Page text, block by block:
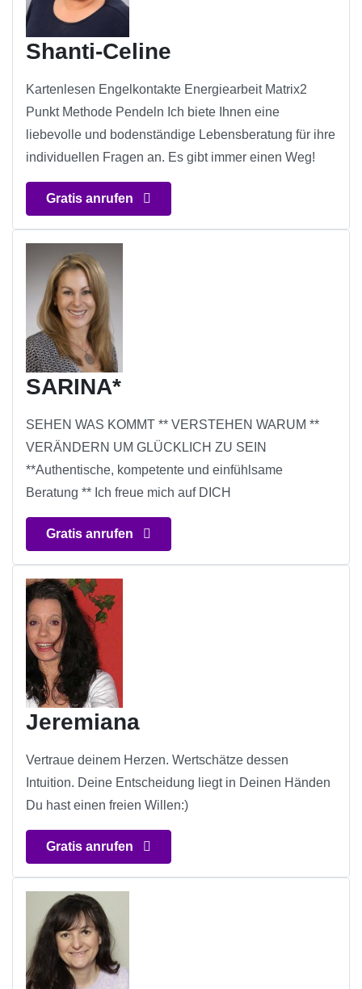
Shanti-Celine
Kartenlesen Engelkontakte Energiearbeit Matrix2
Punkt Methode Pendeln Ich biete Ihnen eine
liebevolle und bodenständige Lebensberatung für ihre
individuellen Fragen an. Es gibt immer einen Weg!
Gratis anrufen
SARINA*
SEHEN WAS KOMMT ** VERSTEHEN WARUM **
VERÄNDERN UM GLÜCKLICH ZU SEIN
**Authentische, kompetente und einfühlsame
Beratung ** Ich freue mich auf DICH
Gratis anrufen
Jeremiana
Vertraue deinem Herzen. Wertschätze dessen
Intuition. Deine Entscheidung liegt in Deinen Händen
Du hast einen freien Willen:)
Gratis anrufen